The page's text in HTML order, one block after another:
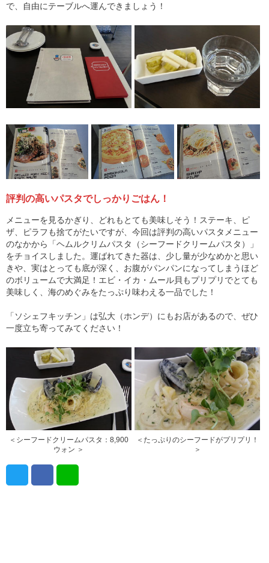
で、自由にテーブルへ運んできましょう！
評判の高いパスタでしっかりごはん！
メニューを見るかぎり、どれもとても美味しそう！ステーキ、ピ
ザ、ピラフも捨てがたいですが、今回は評判の高いパスタメニュー
のなかから「ヘムルクリムパスタ（シーフードクリームパスタ）」
をチョイスしました。運ばれてきた器は、少し量が少なめかと思い
きや、実はとっても底が深く、お腹がパンパンになってしまうほど
のボリュームで大満足！エビ・イカ・ムール貝もプリプリでとても
美味しく、海のめぐみをたっぷり味わえる一品でした！
「ソシェフキッチン」は弘大（ホンデ）にもお店があるので、ぜひ
一度立ち寄ってみてください！
＜シーフードクリームパスタ：8,900
ウォン ＞
＜たっぷりのシーフードがプリプリ！
＞